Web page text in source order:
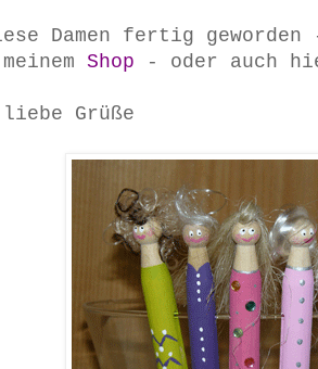
Damen fertig
Shop
- oder auch
liebe Grüße